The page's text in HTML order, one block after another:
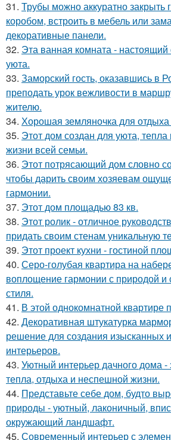
31. Трубы можно аккуратно закрыть
коробом, встроить в мебель или
декоративные панели.
32. Эта ванная комната - настоящий
уюта.
33. Заморский гость, оказавшись в
преподать урок вежливости в
жителю.
34. Хорошая земляночка для отдыха
35. Этот дом создан для уюта,
жизни всей семьи.
36. Этот потрясающий дом словно
чтобы дарить своим хозяевам
гармонии.
37. Этот дом площадью 83 кв.
38. Этот ролик - отличное
придать своим стенам уникальную
39. Этот проект кухни - гостиной
40. Серо-голубая квартира на
воплощение гармонии с природой и
стиля.
41. В этой однокомнатной квартире
42. Декоративная штукатурка
решение для создания изысканных
интерьеров.
43. Уютный интерьер дачного дома
тепла, отдыха и неспешной жизни.
44. Представьте себе дом, будто
природы - уютный, лаконичный,
окружающий ландшафт.
45. Современный интерьер с